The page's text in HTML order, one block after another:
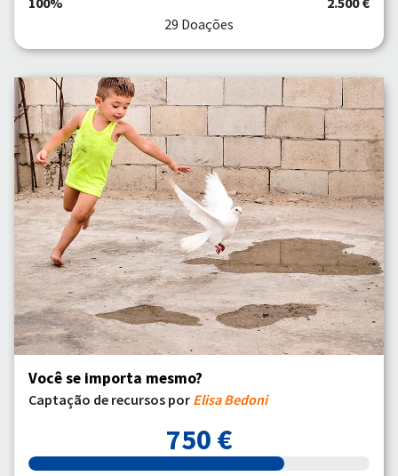
29 Doações
Você se importa mesmo?
Captação de recursos por Elisa Bedoni
750 €